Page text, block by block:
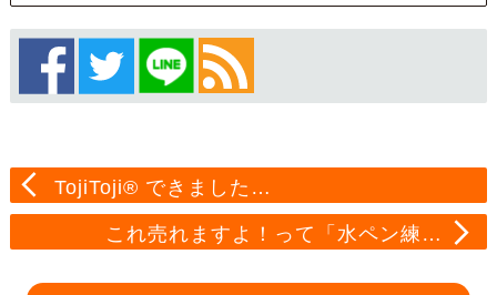
TojiToji® できました…
これ売れますよ！って「水ペン練…